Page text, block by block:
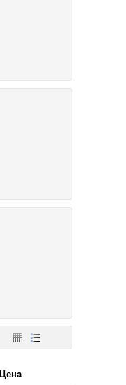
Цена